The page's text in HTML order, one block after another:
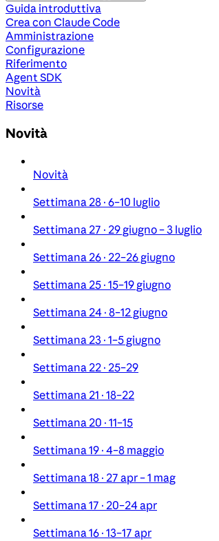
Guida introduttiva
Crea con Claude Code
Amministrazione
Configurazione
Riferimento
Agent SDK
Novità
Risorse
Novità
Novità
Settimana 28 · 6–10 luglio
Settimana 27 · 29 giugno – 3 luglio
Settimana 26 · 22–26 giugno
Settimana 25 · 15–19 giugno
Settimana 24 · 8–12 giugno
Settimana 23 · 1–5 giugno
Settimana 22 · 25–29
Settimana 21 · 18–22
Settimana 20 · 11–15
Settimana 19 · 4–8 maggio
Settimana 18 · 27 apr – 1 mag
Settimana 17 · 20–24 apr
Settimana 16 · 13–17 apr